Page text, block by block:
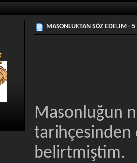
MASONLUKTAN SÖZ EDELİM - 5
Masonluğun
tarihçesinden
belirtmiştim.